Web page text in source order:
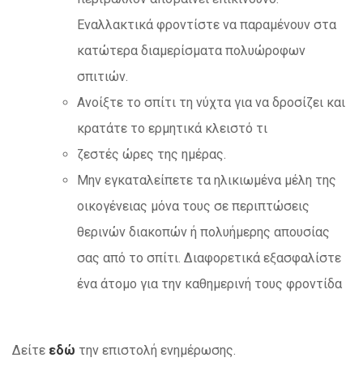
Εναλλακτικά φροντίστε να παραμένουν στα
κατώτερα διαμερίσματα πολυώροφων
σπιτιών.
Ανοίξτε το σπίτι τη νύχτα για να δροσίζει και
κρατάτε το ερμητικά κλειστό τι
ζεστές ώρες της ημέρας.
Μην εγκαταλείπετε τα ηλικιωμένα μέλη της
οικογένειας μόνα τους σε περιπτώσεις
θερινών διακοπών ή πολυήμερης απουσίας
σας από το σπίτι. Διαφορετικά εξασφαλίστε
ένα άτομο για την καθημερινή τους φροντίδα
Δείτε εδώ την επιστολή ενημέρωσης.